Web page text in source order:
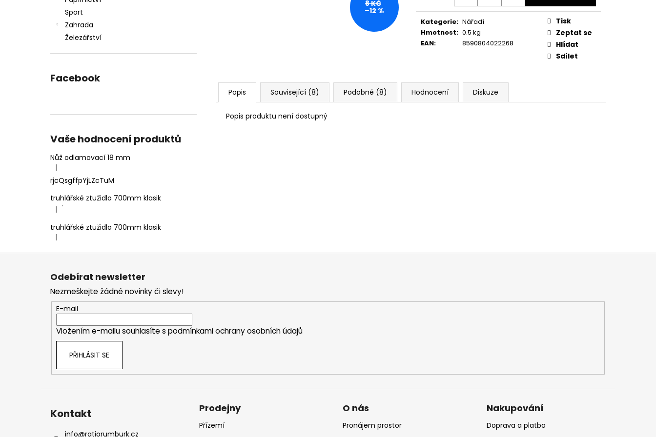
Sport
Zahrada
Železářství
Facebook
Vaše hodnocení produktů
Nůž odlamovací 18 mm
Hodnocení produktu je 4 z 5 hvězdiček.
|
rjcQsgffpYjLZcTuM
truhlářské ztužidlo 700mm klasik
Hodnocení produktu je 5 z 5 hvězdiček.
| '
truhlářské ztužidlo 700mm klasik
Hodnocení produktu je 5 z 5 hvězdiček.
|
Kategorie: Nářadí
Hmotnost: 0.5 kg
EAN: 8590804022268
Tisk
Zeptat se
Hlídat
Sdílet
8 KČ
–12 %
Popis Související (8) Podobné (8) Hodnocení Diskuze
Popis produktu není dostupný
Z
Odebírat newsletter
Nezmeškejte žádné novinky či slevy!
E-mail
Vložením e-mailu souhlasíte s podmínkami ochrany osobních údajů
PŘIHLÁSIT SE
Kontakt
info@ratiorumburk.cz
Prodejny
Přízemí
O nás
Pronájem prostor
Nakupování
Doprava a platba